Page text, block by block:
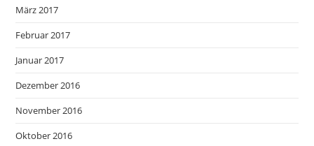
März 2017
Februar 2017
Januar 2017
Dezember 2016
November 2016
Oktober 2016